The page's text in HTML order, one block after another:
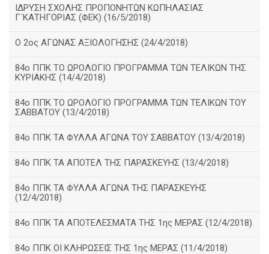
ΙΔΡΥΣΗ ΣΧΟΛΗΣ ΠΡΟΠΟΝΗΤΩΝ ΚΩΠΗΛΑΣΙΑΣ
Γ΄ΚΑΤΗΓΟΡΙΑΣ (ΦΕΚ) (16/5/2018)
O 2ος ΑΓΩΝΑΣ ΑΞΙΟΛΟΓΗΣΗΣ (24/4/2018)
84ο ΠΠΚ ΤΟ ΩΡΟΛΟΓΙΟ ΠΡΟΓΡΑΜΜΑ ΤΩΝ ΤΕΛΙΚΩΝ ΤΗΣ
ΚΥΡΙΑΚΗΣ (14/4/2018)
84ο ΠΠΚ ΤΟ ΩΡΟΛΟΓΙΟ ΠΡΟΓΡΑΜΜΑ ΤΩΝ ΤΕΛΙΚΩΝ ΤΟΥ
ΣΑΒΒΑΤΟΥ (13/4/2018)
84ο ΠΠΚ ΤΑ ΦΥΛΛΑ ΑΓΩΝΑ ΤΟΥ ΣΑΒΒΑΤΟΥ (13/4/2018)
84ο ΠΠΚ ΤΑ ΑΠΟΤΕΛ ΤΗΣ ΠΑΡΑΣΚΕΥΗΣ (13/4/2018)
84ο ΠΠΚ ΤΑ ΦΥΛΛΑ ΑΓΩΝΑ ΤΗΣ ΠΑΡΑΣΚΕΥΗΣ
(12/4/2018)
84ο ΠΠΚ ΤΑ ΑΠΟΤΕΛΕΣΜΑΤΑ ΤΗΣ 1ης ΜΕΡΑΣ (12/4/2018)
84ο ΠΠΚ ΟΙ ΚΛΗΡΩΣΕΙΣ ΤΗΣ 1ης ΜΕΡΑΣ (11/4/2018)